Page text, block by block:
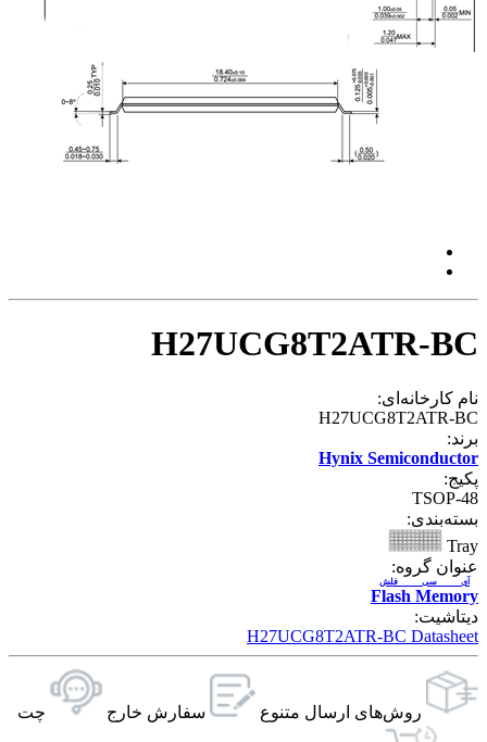
H27UCG8T2ATR-BC
نام کارخانه‌ای:
H27UCG8T2ATR-BC
برند:
Hynix Semiconductor
پکیج:
TSOP-48
بسته‌بندی:
Tray
عنوان گروه:
Flash Memory
آی سی فلش
دیتاشیت:
H27UCG8T2ATR-BC Datasheet
روش‌های ارسال‌ متنوع سفارش خارج چت